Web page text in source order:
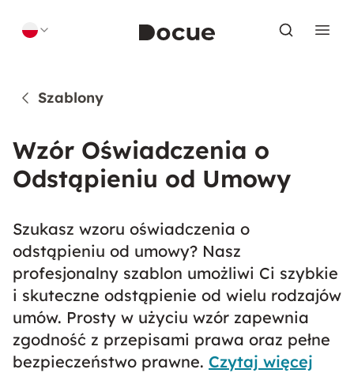
Szablony
Wzór Oświadczenia o
Odstąpieniu od Umowy
Szukasz wzoru oświadczenia o
odstąpieniu od umowy? Nasz
profesjonalny szablon umożliwi Ci szybkie
i skuteczne odstąpienie od wielu rodzajów
umów. Prosty w użyciu wzór zapewnia
zgodność z przepisami prawa oraz pełne
bezpieczeństwo prawne. Czytaj więcej